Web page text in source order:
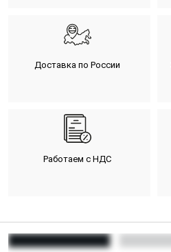
Доставка по России
Работаем с НДС